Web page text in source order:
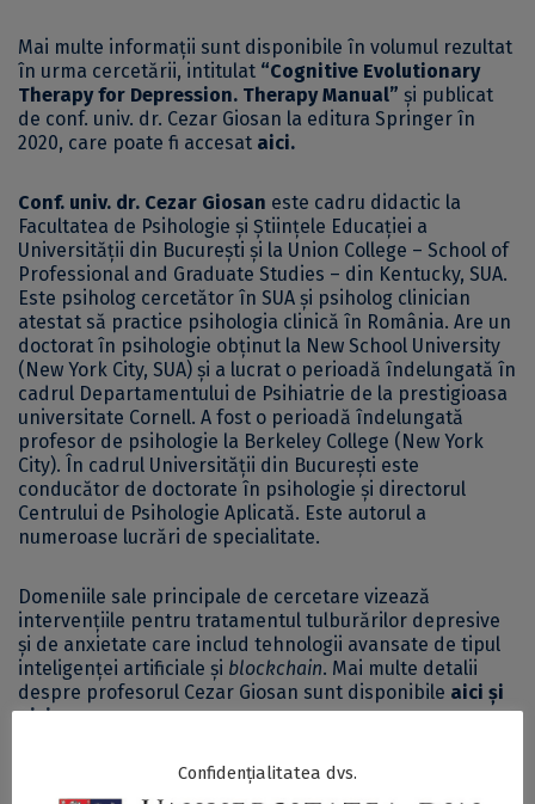
Mai multe informații sunt disponibile în volumul rezultat
în urma cercetării, intitulat “Cognitive Evolutionary
Therapy for Depression. Therapy Manual” și publicat
de conf. univ. dr. Cezar Giosan la editura Springer în
2020, care poate fi accesat aici.
Conf. univ. dr. Cezar Giosan este cadru didactic la
Facultatea de Psihologie și Științele Educației a
Universității din București și la Union College – School of
Professional and Graduate Studies – din Kentucky, SUA.
Este psiholog cercetător în SUA și psiholog clinician
atestat să practice psihologia clinică în România. Are un
doctorat în psihologie obținut la New School University
(New York City, SUA) și a lucrat o perioadă îndelungată în
cadrul Departamentului de Psihiatrie de la prestigioasa
universitate Cornell. A fost o perioadă îndelungată
profesor de psihologie la Berkeley College (New York
City). În cadrul Universității din București este
conducător de doctorate în psihologie și directorul
Centrului de Psihologie Aplicată. Este autorul a
numeroase lucrări de specialitate.
Domeniile sale principale de cercetare vizează
intervențiile pentru tratamentul tulburărilor depresive
și de anxietate care includ tehnologii avansate de tipul
inteligenței artificiale și blockchain. Mai multe detalii
despre profesorul Cezar Giosan sunt disponibile aici și
aici.
programului de comunicare a științei dezvoltat
Confidențialitatea dvs.